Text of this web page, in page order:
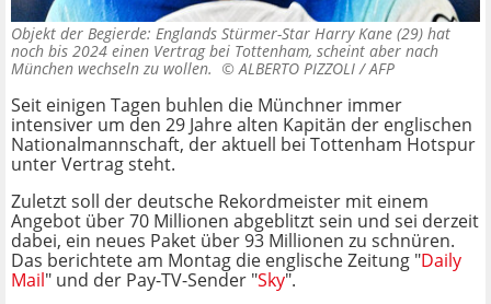
Objekt der Begierde: Englands Stürmer-Star Harry Kane (29) hat
noch bis 2024 einen Vertrag bei Tottenham, scheint aber nach
München wechseln zu wollen. ©ALBERTO PIZZOLI / AFP
Seit einigen Tagen buhlen die Münchner immer
intensiver um den 29 Jahre alten Kapitän der englischen
Nationalmannschaft, der aktuell bei Tottenham Hotspur
unter Vertrag steht.
Zuletzt soll der deutsche Rekordmeister mit einem
Angebot über 70 Millionen abgeblitzt sein und sei derzeit
dabei, ein neues Paket über 93 Millionen zu schnüren.
Das berichtete am Montag die englische Zeitung "Daily
Mail" und der Pay-TV-Sender "Sky".